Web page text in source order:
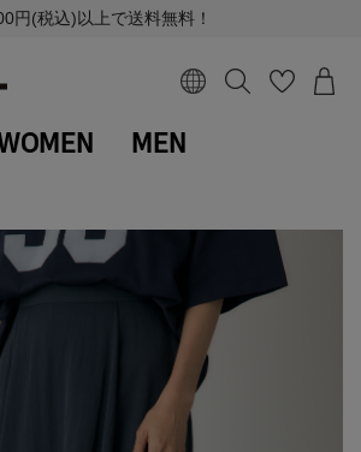
円(税込)以上で送料無料！
MEN